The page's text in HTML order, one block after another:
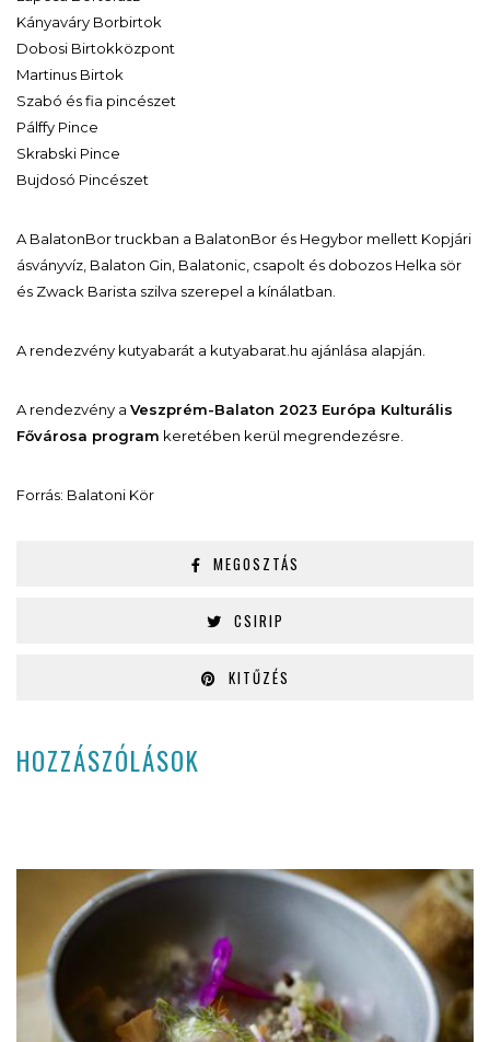
Kányaváry Borbirtok
Dobosi Birtokközpont
Martinus Birtok
Szabó és fia pincészet
Pálffy Pince
Skrabski Pince
Bujdosó Pincészet
A BalatonBor truckban a BalatonBor és Hegybor mellett Kopjári
ásványvíz, Balaton Gin, Balatonic, csapolt és dobozos Helka sör
és Zwack Barista szilva szerepel a kínálatban.
A rendezvény kutyabarát a kutyabarat.hu ajánlása alapján.
A rendezvény a Veszprém-Balaton 2023 Európa Kulturális
Fővárosa program keretében kerül megrendezésre.
Forrás: Balatoni Kör
MEGOSZTÁS
CSIRIP
KITŰZÉS
HOZZÁSZÓLÁSOK